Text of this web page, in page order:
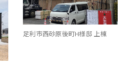
足利市西砂原後町H様邸 上棟